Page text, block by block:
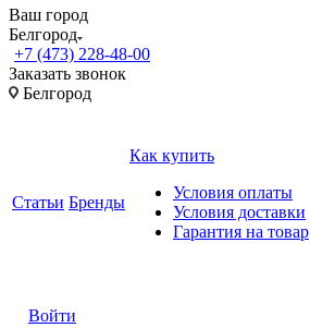
Ваш город
Белгород
+7 (473) 228-48-00
Заказать звонок
Белгород
Статьи Бренды
Как купить
Условия оплаты
Условия доставки
Гарантия на товар
Войти